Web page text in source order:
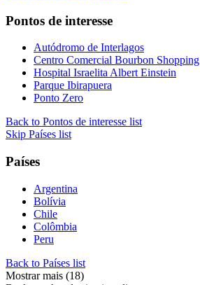
Pontos de interesse
Autódromo de Interlagos
Centro Comercial Bourbon Shopping
Hospital Israelita Albert Einstein
Parque Ibirapuera
Ponto Zero
Back to Pontos de interesse list
Skip Países list
Países
Argentina
Bolívia
Chile
Colômbia
Peru
Back to Países list
Mostrar mais (18)